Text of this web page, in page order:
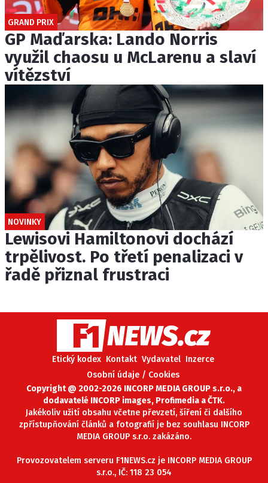
GRAND PRIX
GP Maďarska: Lando Norris
využil chaosu u McLarenu a slaví
vítězství
NOVINKY
Lewisovi Hamiltonovi dochází
trpělivost. Po třetí penalizaci v
řadě přiznal frustraci
Etický kodex Kontakt Vydavatel Inzerce
Osobní údaje / Cookies
Copyright @ 2002-2026 INCORP MEDIA GROUP s.r.o., a
dodavatelé INCORP images, Profimedia a ČTK.
Jakékoliv užití obsahu včetne převzetí, šíření či dalšího
zpřístupňování článků a fotografií je bez souhlasu INCORP
MEDIA GROUP s.r.o. zakázáno.
Provozovatelem serveru F1NEWS.cz je INCORP MEDIA GROUP
s.r.o., IČ: 118 23 054